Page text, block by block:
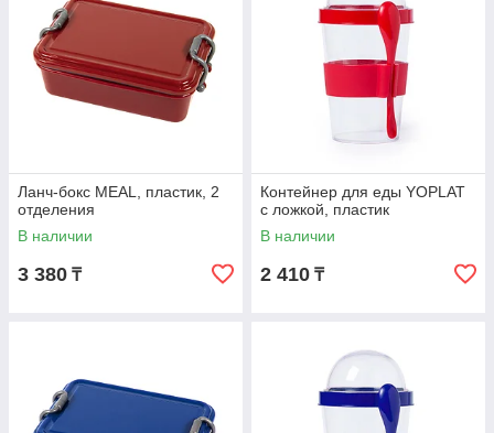
Ланч-бокс MEAL, пластик, 2
отделения
В наличии
3 380 ₸
Контейнер для еды YOPLAT
с ложкой, пластик
В наличии
2 410 ₸